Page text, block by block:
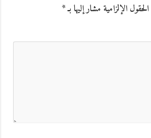
الحقول الإلزامية مشار إليها بـ*